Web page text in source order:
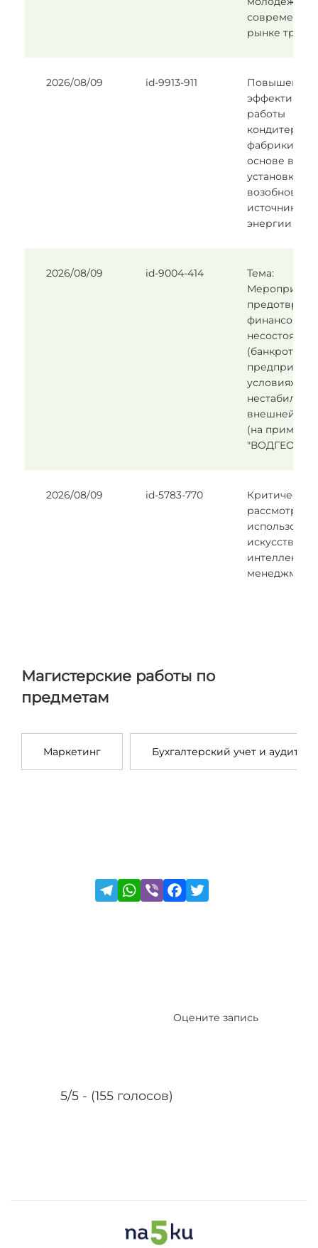
рынке труда
2026/08/09 id-9913-911
Повышение
работы
фабрики на
основе
установки с
источниками
энергии
2026/08/09 id-9004-414
Тема:
финансовой
условиях
внешней
(на примере
"ВОДГЕО").
2026/08/09 id-5783-770
Критическое
интеллекта
Магистерские работы по
предметам
Маркетинг Бухгалтерский учет и аудит
5/5 - (155 голосов)
Оцените запись